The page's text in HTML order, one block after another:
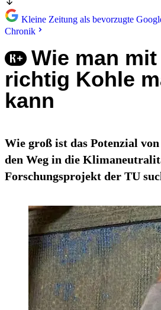
Kleine Zeitung als bevorzugte
Chronik
Wie man
richtig Kohle
kann
Wie groß ist das Potenzial
den Weg in die
Forschungsprojekt der TU